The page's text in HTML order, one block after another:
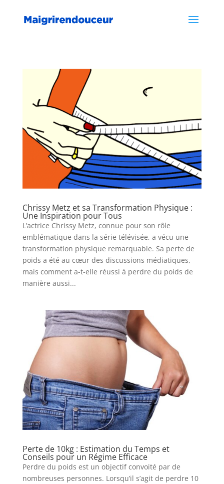
Chrissy Metz et sa Transformation Physique :
Une Inspiration pour Tous
L’actrice Chrissy Metz, connue pour son rôle
emblématique dans la série télévisée, a vécu une
transformation physique remarquable. Sa perte de
poids a été au cœur des discussions médiatiques,
mais comment a-t-elle réussi à perdre du poids de
manière aussi...
Perte de 10kg : Estimation du Temps et
Conseils pour un Régime Efficace
Perdre du poids est un objectif convoité par de
nombreuses personnes. Lorsqu’il s’agit de perdre 10